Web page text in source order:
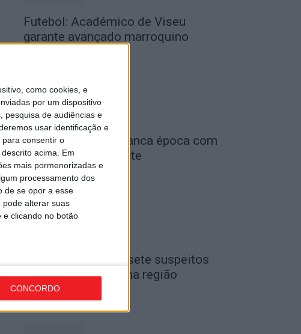
como cookies, e
por um dispositivo
pesquisa de audiências e
usar identificação e
consentir o
acima. Em
mais pormenorizadas e
processamento dos
de se opor a esse
pode alterar suas
e clicando no botão
CONCORDO
Futebol: Académico de Viseu
garante avançado marroquino
Liga 2: Tondela arranca época com
receção ao Amarante
7 de Agosto, 2026
Viseu: GNR detém sete suspeitos
por furto de cobre na região
6 de Agosto, 2026